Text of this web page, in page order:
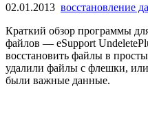
02.01.2013 восстановление
Краткий обзор программы
файлов — eSupport
восстановить файлы в
удалили файлы с флешки,
были важные данные.